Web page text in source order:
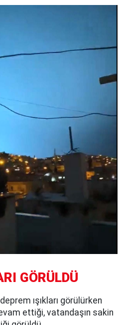
GÖRÜLDÜ
ışıkları görülürken
ettiği, vatandaşın sakin